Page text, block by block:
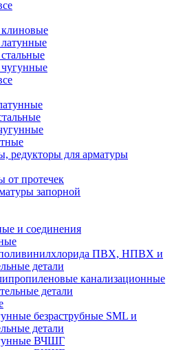
редукторы для арматуры
от протечек
запорной
и соединения
ПВХ, НПВХ и
детали
канализационные
детали
безраструбные SML и
детали
ВЧШГ